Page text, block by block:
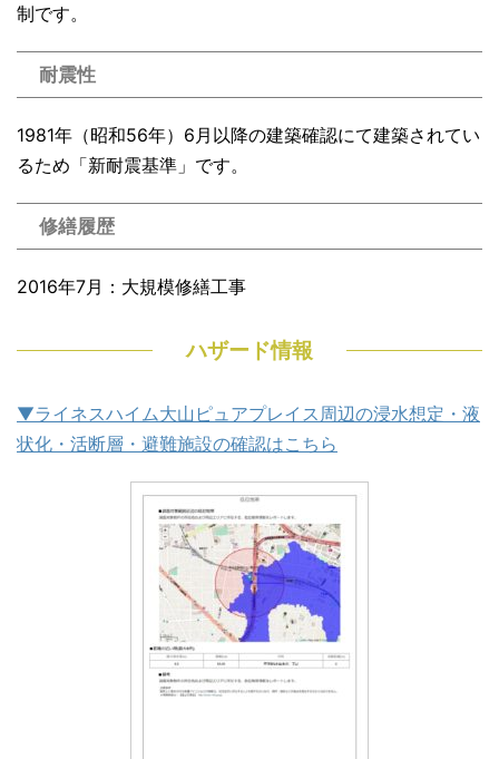
制です。
耐震性
1981年（昭和56年）6月以降の建築確認にて建築されてい
るため「新耐震基準」です。
修繕履歴
2016年7月：大規模修繕工事
ハザード情報
▼ライネスハイム大山ピュアプレイス周辺の浸水想定・液
状化・活断層・避難施設の確認はこちら